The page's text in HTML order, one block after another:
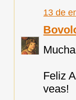
13 de
Feliz
veas!